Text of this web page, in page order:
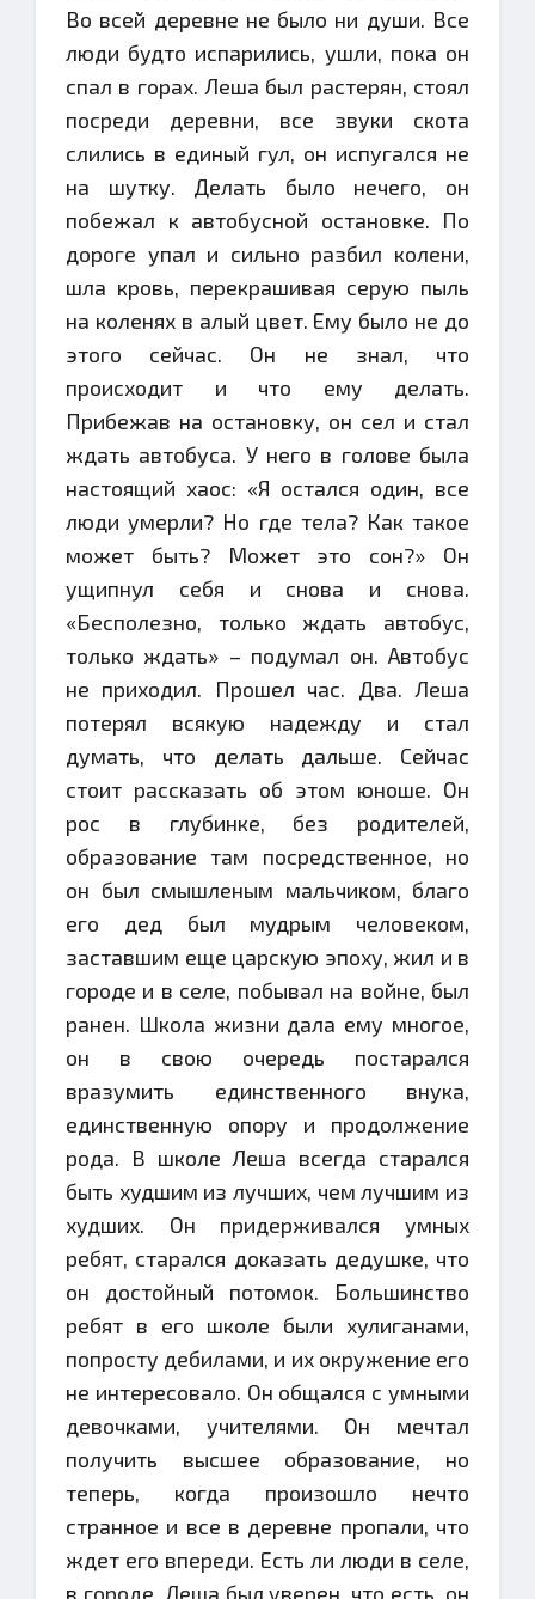
Во всей деревне не было ни души. Все
люди будто испарились, ушли, пока он
спал в горах. Леша был растерян, стоял
посреди деревни, все звуки скота
слились в единый гул, он испугался не
на шутку. Делать было нечего, он
побежал к автобусной остановке. По
дороге упал и сильно разбил колени,
шла кровь, перекрашивая серую пыль
на коленях в алый цвет. Ему было не до
этого сейчас. Он не знал, что
происходит и что ему делать.
Прибежав на остановку, он сел и стал
ждать автобуса. У него в голове была
настоящий хаос: «Я остался один, все
люди умерли? Но где тела? Как такое
может быть? Может это сон?» Он
ущипнул себя и снова и снова.
«Бесполезно, только ждать автобус,
только ждать» – подумал он. Автобус
не приходил. Прошел час. Два. Леша
потерял всякую надежду и стал
думать, что делать дальше. Сейчас
стоит рассказать об этом юноше. Он
рос в глубинке, без родителей,
образование там посредственное, но
он был смышленым мальчиком, благо
его дед был мудрым человеком,
заставшим еще царскую эпоху, жил и в
городе и в селе, побывал на войне, был
ранен. Школа жизни дала ему многое,
он в свою очередь постарался
вразумить единственного внука,
единственную опору и продолжение
рода. В школе Леша всегда старался
быть худшим из лучших, чем лучшим из
худших. Он придерживался умных
ребят, старался доказать дедушке, что
он достойный потомок. Большинство
ребят в его школе были хулиганами,
попросту дебилами, и их окружение его
не интересовало. Он общался с умными
девочками, учителями. Он мечтал
получить высшее образование, но
теперь, когда произошло нечто
странное и все в деревне пропали, что
ждет его впереди. Есть ли люди в селе,
в городе. Леша был уверен, что есть, он